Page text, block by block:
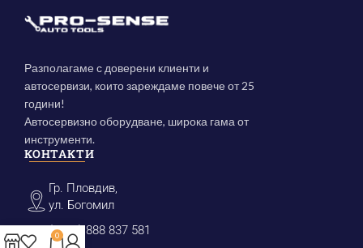
Разполагаме с доверени клиенти и
автосервизи, които зареждаме повече от 25
години!
Автосервизно оборудване, широка гама от
инструменти.
КОНТАКТИ
Гр. Пловдив,
ул. Богомил
(+359) 888 837 581
0